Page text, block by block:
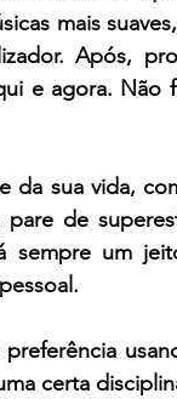
mais
Após,
e agora.
da sua vida,
de
um
certa